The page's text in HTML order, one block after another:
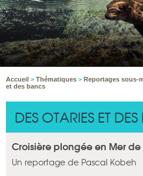
Accueil > Thématiques > Reportages sous-
et des bancs
DES OTARIES ET
Croisière plongée en Mer de
Un reportage de Pascal Kobeh